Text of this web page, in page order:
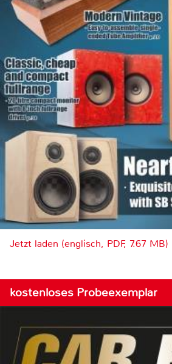
Jetzt laden (englisch, PDF, 7.67 MB)
kostenloses Probeexemplar